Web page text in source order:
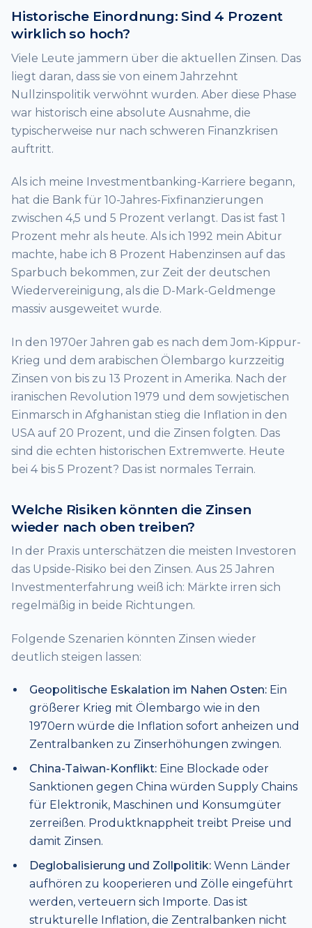
Historische Einordnung: Sind 4 Prozent
wirklich so hoch?
Viele Leute jammern über die aktuellen Zinsen. Das
liegt daran, dass sie von einem Jahrzehnt
Nullzinspolitik verwöhnt wurden. Aber diese Phase
war historisch eine absolute Ausnahme, die
typischerweise nur nach schweren Finanzkrisen
auftritt.
Als ich meine Investmentbanking-Karriere begann,
hat die Bank für 10-Jahres-Fixfinanzierungen
zwischen 4,5 und 5 Prozent verlangt. Das ist fast 1
Prozent mehr als heute. Als ich 1992 mein Abitur
machte, habe ich 8 Prozent Habenzinsen auf das
Sparbuch bekommen, zur Zeit der deutschen
Wiedervereinigung, als die D-Mark-Geldmenge
massiv ausgeweitet wurde.
In den 1970er Jahren gab es nach dem Jom-Kippur-
Krieg und dem arabischen Ölembargo kurzzeitig
Zinsen von bis zu 13 Prozent in Amerika. Nach der
iranischen Revolution 1979 und dem sowjetischen
Einmarsch in Afghanistan stieg die Inflation in den
USA auf 20 Prozent, und die Zinsen folgten. Das
sind die echten historischen Extremwerte. Heute
bei 4 bis 5 Prozent? Das ist normales Terrain.
Welche Risiken könnten die Zinsen
wieder nach oben treiben?
In der Praxis unterschätzen die meisten Investoren
das Upside-Risiko bei den Zinsen. Aus 25 Jahren
Investmenterfahrung weiß ich: Märkte irren sich
regelmäßig in beide Richtungen.
Folgende Szenarien könnten Zinsen wieder
deutlich steigen lassen:
Geopolitische Eskalation im Nahen Osten:Ein
größerer Krieg mit Ölembargo wie in den
1970ern würde die Inflation sofort anheizen und
Zentralbanken zu Zinserhöhungen zwingen.
China-Taiwan-Konflikt:Eine Blockade oder
Sanktionen gegen China würden Supply Chains
für Elektronik, Maschinen und Konsumgüter
zerreißen. Produktknappheit treibt Preise und
damit Zinsen.
Deglobalisierung und Zollpolitik:Wenn Länder
aufhören zu kooperieren und Zölle eingeführt
werden, verteuern sich Importe. Das ist
strukturelle Inflation, die Zentralbanken nicht